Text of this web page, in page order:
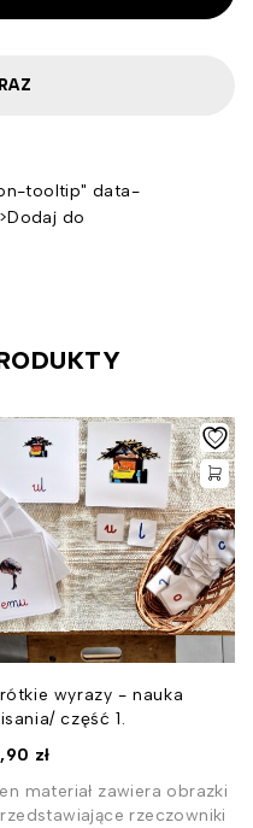
tooltip" data-
do
wyrazy - nauka
część 1.
zł
materiał zawiera obrazki
rzeczowniki